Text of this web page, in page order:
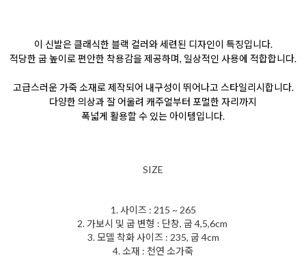
이 신발은 클래식한 블랙 컬러와 세련된 디자인이 특징입니다.
적당한 굽 높이로 편안한 착용감을 제공하며, 일상적인 사용에 적합합니다.
고급스러운 가죽 소재로 제작되어 내구성이 뛰어나고 스타일리시합니다.
다양한 의상과 잘 어울려 캐주얼부터 포멀한 자리까지
폭넓게 활용할 수 있는 아이템입니다.
SIZE
1. 사이즈 : 215 ~ 265
2. 가보시 및 굽 변형 : 단창, 굽 4,5,6cm
3. 모델 착화 사이즈 : 235, 굽 4cm
4. 소재 : 천연 소가죽